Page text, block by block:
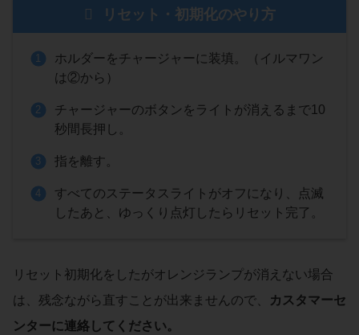
リセット・初期化のやり方
ホルダーをチャージャーに装填。（イルマワン
は②から）
チャージャーのボタンをライトが消えるまで10
秒間長押し。
指を離す。
すべてのステータスライトがオフになり、点滅
したあと、ゆっくり点灯したらリセット完了。
リセット初期化をしたがオレンジランプが消えない場合
は、残念ながら直すことが出来ませんので、
カスタマーセ
ンターに連絡してください。